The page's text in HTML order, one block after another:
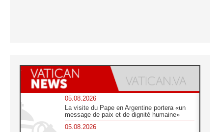
05.08.2026
La visite du Pape en Argentine portera «un
message de paix et de dignité humaine»
05.08.2026